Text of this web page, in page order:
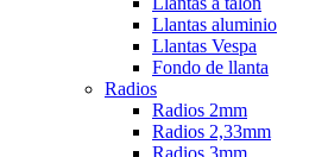
Llantas aluminio
Llantas Vespa
Fondo de llanta
Radios
Radios 2mm
Radios 2,33mm